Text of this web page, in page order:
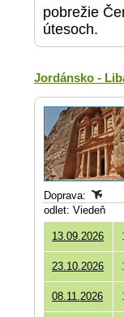
pobrežie
útesoch.
Jordánsko -
Doprava:
odlet: Viedeň
13.09.2026
23.10.2026
08.11.2026